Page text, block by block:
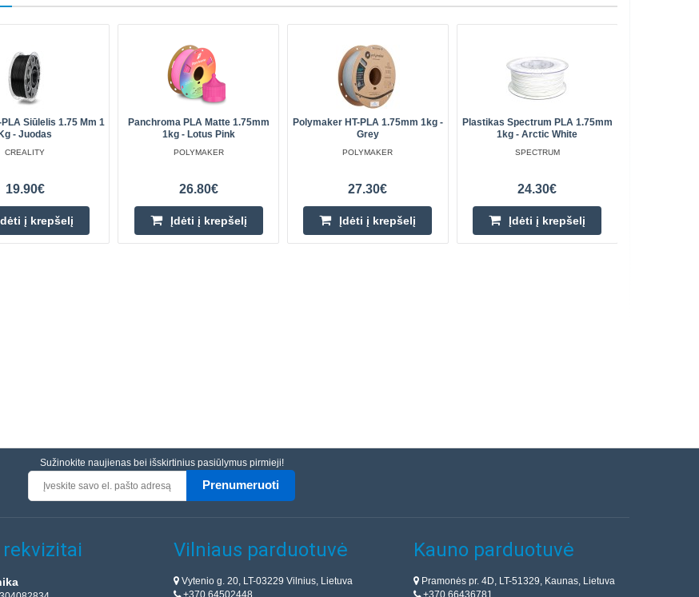
Siūlelis 1.75 Mm 1
Kg - Juodas
CREALITY
19.90€
į krepšelį
Panchroma PLA Matte 1.75mm
1kg - Lotus Pink
POLYMAKER
26.80€
Įdėti į krepšelį
Polymaker HT-PLA 1.75mm 1kg -
Grey
POLYMAKER
27.30€
Įdėti į krepšelį
Plastikas Spectrum PLA 1.75mm
1kg - Arctic White
SPECTRUM
24.30€
Įdėti į krepšelį
Sužinokite naujienas bei išskirtinius pasiūlymus pirmieji!
Prenumeruoti
Vilniaus parduotuvė
Vytenio g. 20, LT-03229 Vilnius, Lietuva
Kauno parduotuvė
Pramonės pr. 4D, LT-51329, Kaunas, Lietuva